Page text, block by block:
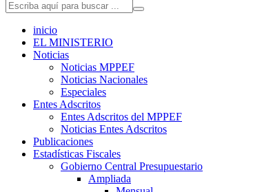
inicio
EL MINISTERIO
Noticias
Noticias MPPEF
Noticias Nacionales
Especiales
Entes Adscritos
Entes Adscritos del MPPEF
Noticias Entes Adscritos
Publicaciones
Estadísticas Fiscales
Gobierno Central Presupuestario
Ampliada